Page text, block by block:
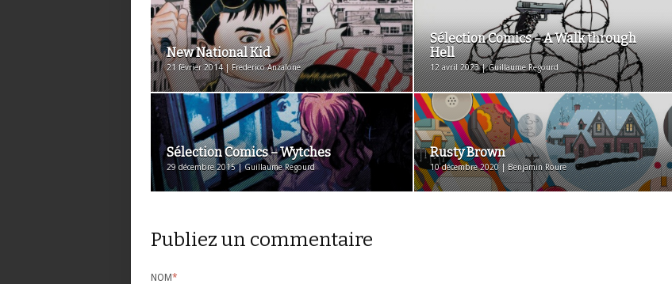
New National Kid
21 février 2014 | Frederico Anzalone
Sélection Comics – A Walk through
Hell
12 avril 2023 | Guillaume Regourd
Sélection Comics – Wytches
29 décembre 2015 | Guillaume Regourd
Rusty Brown
10 décembre 2020 | Benjamin Roure
Publiez un commentaire
NOM*